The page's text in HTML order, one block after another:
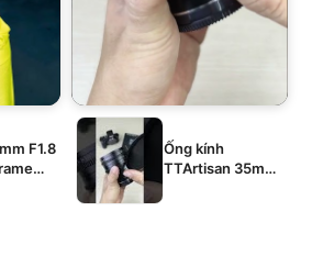
F1.8
Ống kính
TTArtisan 35mm